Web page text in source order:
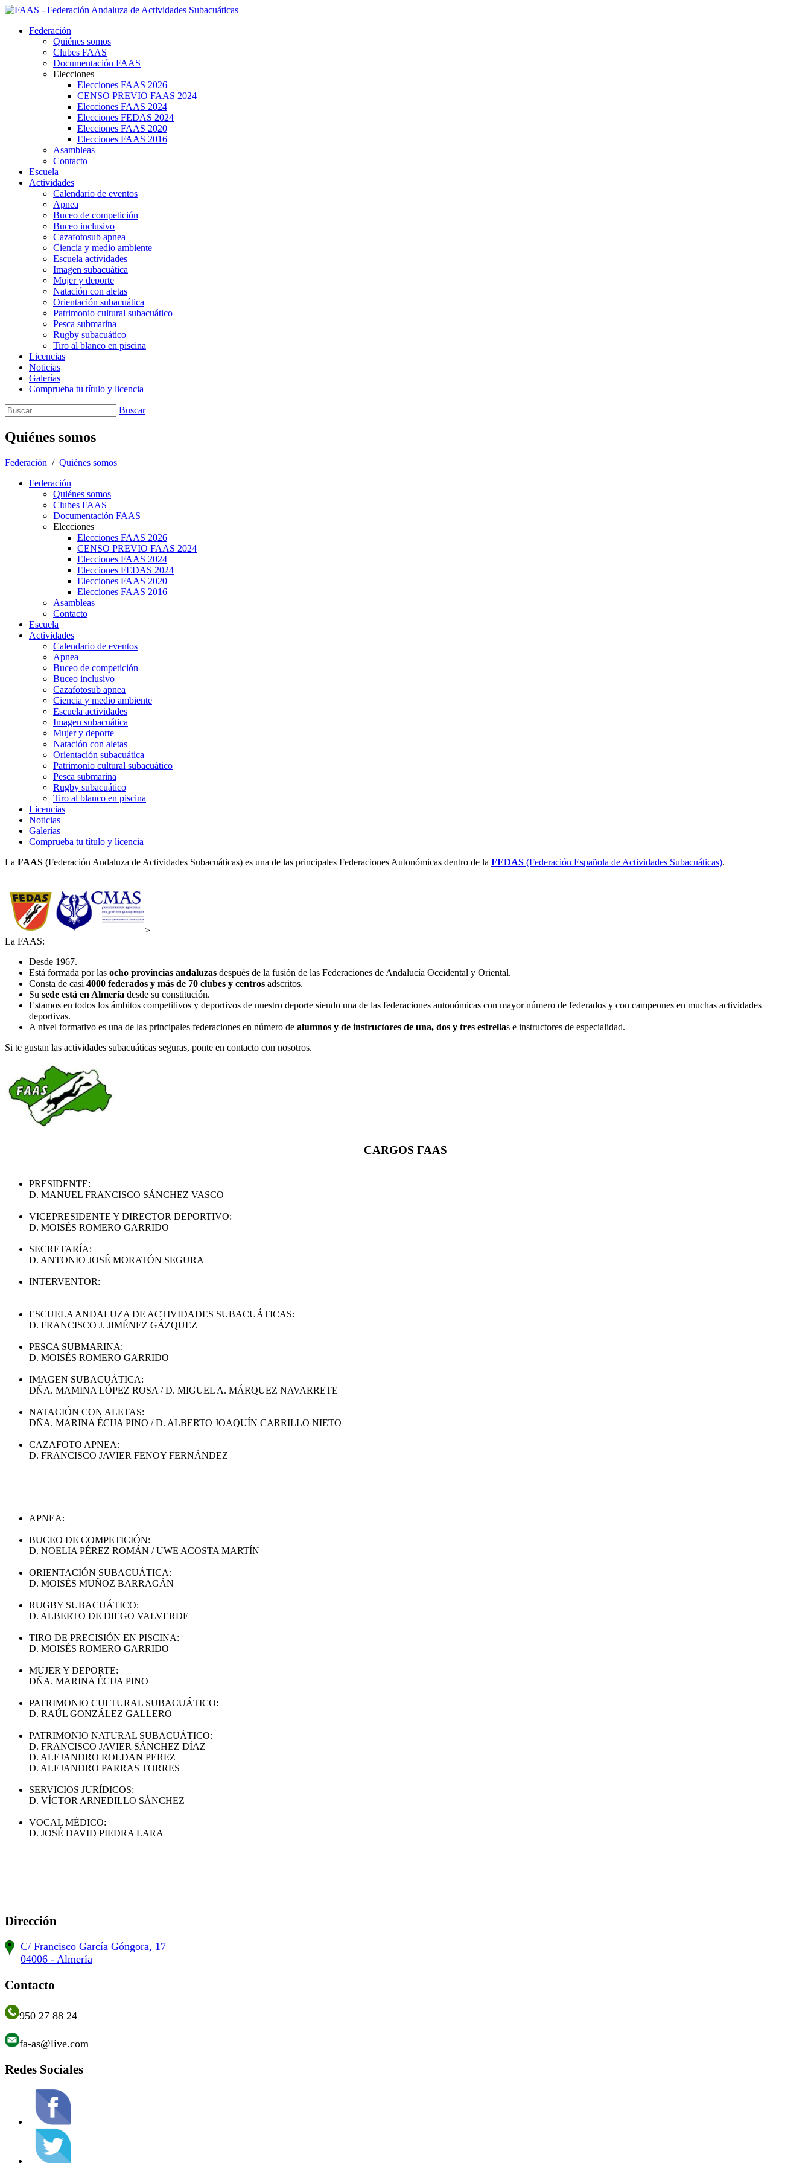
Federación
Quiénes somos
Clubes FAAS
Documentación FAAS
Elecciones
Elecciones FAAS 2026
CENSO PREVIO FAAS 2024
Elecciones FAAS 2024
Elecciones FEDAS 2024
Elecciones FAAS 2020
Elecciones FAAS 2016
Asambleas
Contacto
Escuela
Actividades
Calendario de eventos
Apnea
Buceo de competición
Buceo inclusivo
Cazafotosub apnea
Ciencia y medio ambiente
Escuela actividades
Imagen subacuática
Mujer y deporte
Natación con aletas
Orientación subacuática
Patrimonio cultural subacuático
Pesca submarina
Rugby subacuático
Tiro al blanco en piscina
Licencias
Noticias
Galerías
Comprueba tu título y licencia
Buscar
Quiénes somos
Federación / Quiénes somos
Federación
Quiénes somos
Clubes FAAS
Documentación FAAS
Elecciones
Elecciones FAAS 2026
CENSO PREVIO FAAS 2024
Elecciones FAAS 2024
Elecciones FEDAS 2024
Elecciones FAAS 2020
Elecciones FAAS 2016
Asambleas
Contacto
Escuela
Actividades
Calendario de eventos
Apnea
Buceo de competición
Buceo inclusivo
Cazafotosub apnea
Ciencia y medio ambiente
Escuela actividades
Imagen subacuática
Mujer y deporte
Natación con aletas
Orientación subacuática
Patrimonio cultural subacuático
Pesca submarina
Rugby subacuático
Tiro al blanco en piscina
Licencias
Noticias
Galerías
Comprueba tu título y licencia
La FAAS (Federación Andaluza de Actividades Subacuáticas) es una de las principales Federaciones Autonómicas dentro de la FEDAS (Federación Española de Actividades Subacuáticas).
>
La FAAS:
Desde 1967.
Está formada por las ocho provincias andaluzas después de la fusión de las Federaciones de Andalucía Occidental y Oriental.
Consta de casi 4000 federados y más de 70 clubes y centros adscritos.
Su sede está en Almería desde su constitución.
Estamos en todos los ámbitos competitivos y deportivos de nuestro deporte siendo una de las federaciones autonómicas con mayor número de federados y con campeones en muchas actividades
deportivas.
A nivel formativo es una de las principales federaciones en número de alumnos y de instructores de una, dos y tres estrellas e instructores de especialidad.
Si te gustan las actividades subacuáticas seguras, ponte en contacto con nosotros.
CARGOS FAAS
PRESIDENTE:
D. MANUEL FRANCISCO SÁNCHEZ VASCO
VICEPRESIDENTE Y DIRECTOR DEPORTIVO:
D. MOISÉS ROMERO GARRIDO
SECRETARÍA:
D. ANTONIO JOSÉ MORATÓN SEGURA
INTERVENTOR:
ESCUELA ANDALUZA DE ACTIVIDADES SUBACUÁTICAS:
D. FRANCISCO J. JIMÉNEZ GÁZQUEZ
PESCA SUBMARINA:
D. MOISÉS ROMERO GARRIDO
IMAGEN SUBACUÁTICA:
DÑA. MAMINA LÓPEZ ROSA / D. MIGUEL A. MÁRQUEZ NAVARRETE
NATACIÓN CON ALETAS:
DÑA. MARINA ÉCIJA PINO / D. ALBERTO JOAQUÍN CARRILLO NIETO
CAZAFOTO APNEA:
D. FRANCISCO JAVIER FENOY FERNÁNDEZ
APNEA:
BUCEO DE COMPETICIÓN:
D. NOELIA PÉREZ ROMÁN / UWE ACOSTA MARTÍN
ORIENTACIÓN SUBACUÁTICA:
D. MOISÉS MUÑOZ BARRAGÁN
RUGBY SUBACUÁTICO:
D. ALBERTO DE DIEGO VALVERDE
TIRO DE PRECISIÓN EN PISCINA:
D. MOISÉS ROMERO GARRIDO
MUJER Y DEPORTE:
DÑA. MARINA ÉCIJA PINO
PATRIMONIO CULTURAL SUBACUÁTICO:
D. RAÚL GONZÁLEZ GALLERO
PATRIMONIO NATURAL SUBACUÁTICO:
D. FRANCISCO JAVIER SÁNCHEZ DÍAZ
D. ALEJANDRO ROLDAN PEREZ
D. ALEJANDRO PARRAS TORRES
SERVICIOS JURÍDICOS:
D. VÍCTOR ARNEDILLO SÁNCHEZ
VOCAL MÉDICO:
D. JOSÉ DAVID PIEDRA LARA
Dirección
C/ Francisco García Góngora, 17
04006 - Almería
Contacto
950 27 88 24
fa-as@live.com
Redes Sociales